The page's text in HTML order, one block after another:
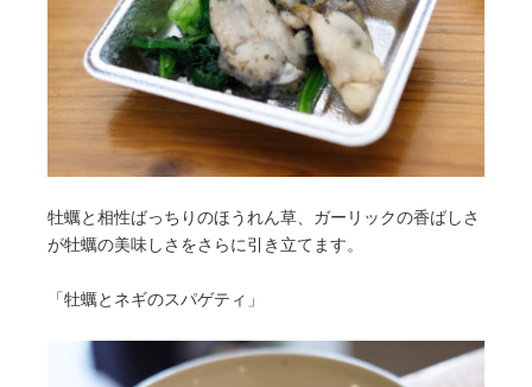
牡蠣と相性ばっちりのほうれん草、ガーリックの香ばしさ
が牡蠣の美味しさをさらに引き立てます。
「牡蠣とネギのスパゲティ」